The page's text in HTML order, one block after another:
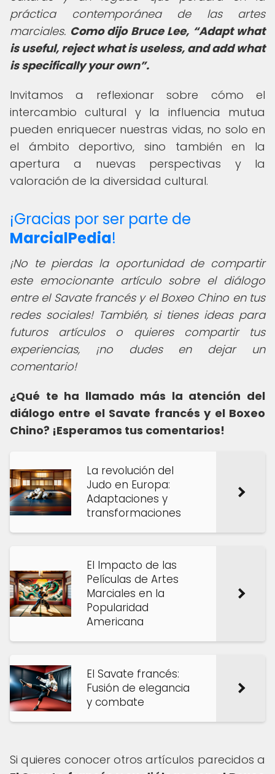
práctica contemporánea de las artes
marciales. Como dijo Bruce Lee,
Adapt what
is useful, reject what is useless, and add what
is specifically your own .
Invitamos a reflexionar sobre cómo el
intercambio cultural y la influencia mutua
pueden enriquecer nuestras vidas, no solo en
el ámbito deportivo, sino también en la
apertura a nuevas perspectivas y la
valoración de la diversidad cultural.
¡Gracias por ser parte de
MarcialPedia!
¡No te pierdas la oportunidad de compartir
este emocionante artículo sobre el diálogo
entre el Savate francés y el Boxeo Chino en tus
redes sociales! También, si tienes ideas para
futuros artículos o quieres compartir tus
experiencias, ¡no dudes en dejar un
comentario!
¿Qué te ha llamado más la atención del
diálogo entre el Savate francés y el Boxeo
Chino? ¡Esperamos tus comentarios!
La revolución del
Judo en Europa:
Adaptaciones y
transformaciones
El Impacto de las
Películas de Artes
Marciales en la
Popularidad
Americana
El Savate francés:
Fusión de elegancia
y combate
Si quieres conocer otros artículos parecidos a